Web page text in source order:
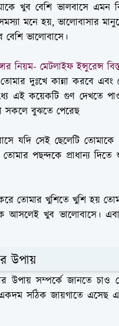
খুব বেশি ভালবাসে এমন
মনে হয়, ভালোবাসার
ভালোবাসে।
নিয়ম- মেটলাইফ ইন্সুরেন্স
দুঃখে কান্না করবে
এই কয়েকটি গুণ দেখতে
সকলে বুঝতে পেরেছ
যদি সেই ছেলেটি
তোমার পছন্দকে প্রাধান্য
তোমার খুশিতে খুশি হয়
আসলেই খুব ভালোবাসে।
উপায়
উপায় সম্পর্কে জানতে চাও
সঠিক জায়গাতে এসেছ